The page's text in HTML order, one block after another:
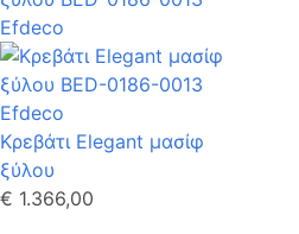
Κρεβάτι Elegant μασίφ
ξύλου
€ 1.366,00